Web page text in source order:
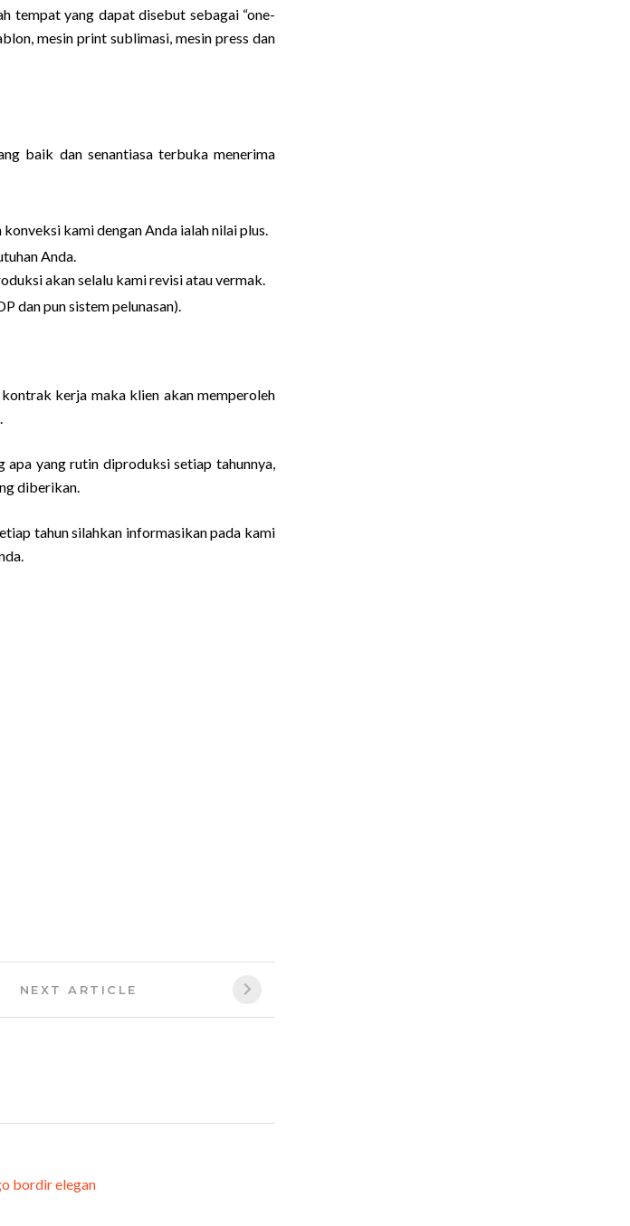
tempat yang dapat disebut sebagai “one-
mesin print sublimasi, mesin press dan
baik dan senantiasa terbuka menerima
kami dengan Anda ialah nilai plus.
Anda.
akan selalu kami revisi atau vermak.
dan pun sistem pelunasan).
kerja maka klien akan memperoleh
apa yang rutin diproduksi setiap tahunnya,
diberikan.
tahun silahkan informasikan pada kami
NEXT ARTICLE